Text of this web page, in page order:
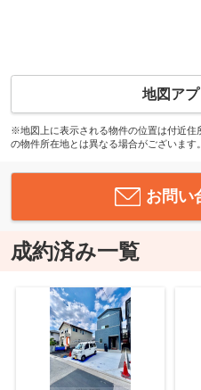
地図アプ
※地図上に表示される物件の位置は付近住
の物件所在地とは異なる場合がございます。
お問い
成約済み一覧